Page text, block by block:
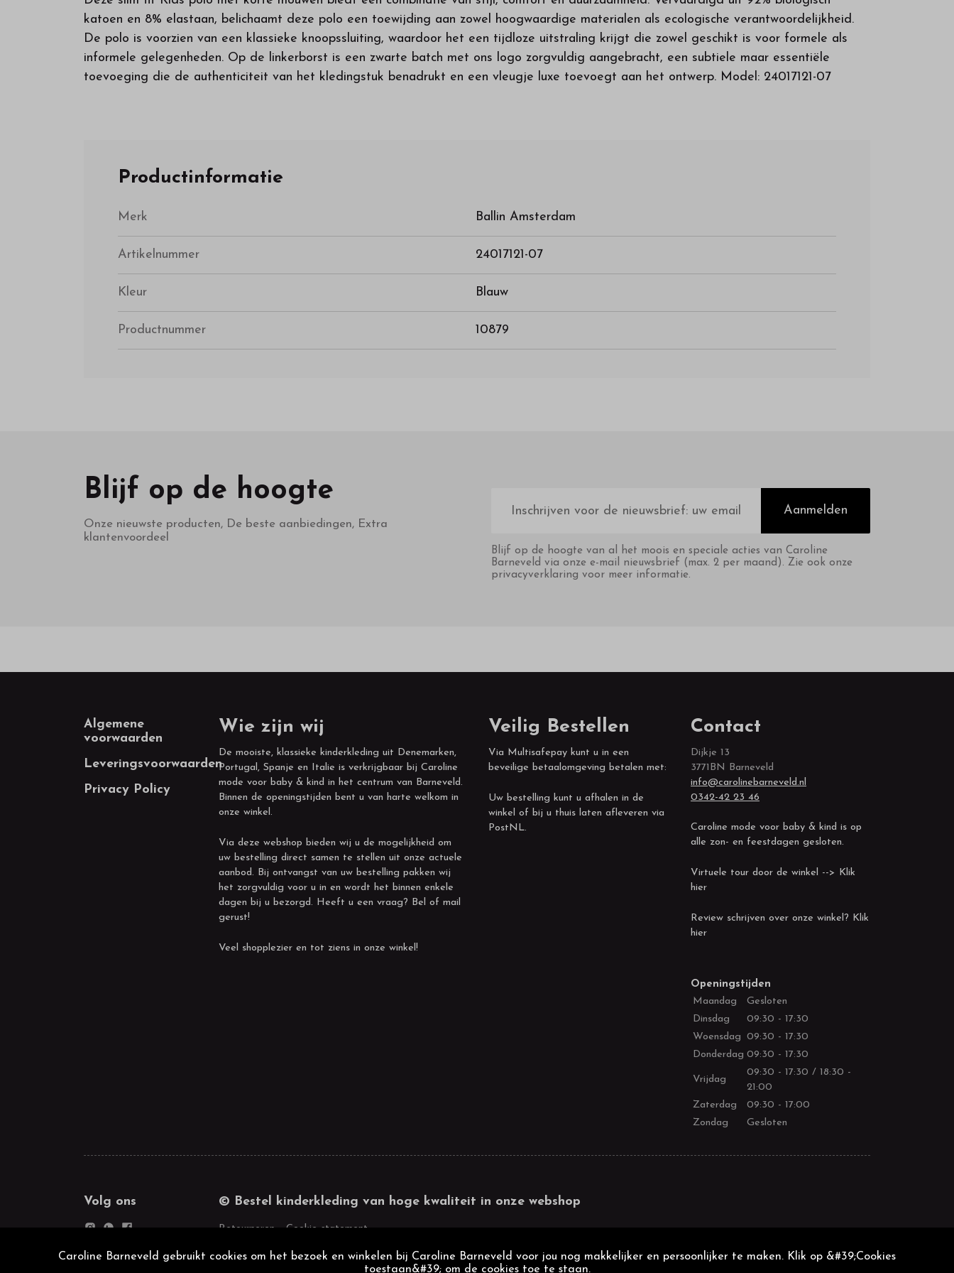
katoen en 8% elastaan, belichaamt deze polo een toewijding aan zowel hoogwaardige materialen als ecologische verantwoordelijkheid.
De polo is voorzien van een klassieke knoopssluiting, waardoor het een tijdloze uitstraling krijgt die zowel geschikt is voor formele als
informele gelegenheden. Op de linkerborst is een zwarte batch met ons logo zorgvuldig aangebracht, een subtiele maar essentiële
toevoeging die de authenticiteit van het kledingstuk benadrukt en een vleugje luxe toevoegt aan het ontwerp. Model: 24017121-07
Productinformatie
Merk Ballin Amsterdam
Artikelnummer 24017121-07
Kleur Blauw
Productnummer 10879
Blijf op de hoogte
Onze nieuwste producten, De beste aanbiedingen, Extra
klantenvoordeel
mailadres
Aanmelden
Blijf op de hoogte van al het moois en speciale acties van Caroline
Barneveld via onze e-mail nieuwsbrief (max. 2 per maand). Zie ook onze
privacyverklaring voor meer informatie.
Footer
Algemene
voorwaarden
Leveringsvoorwaarden
Privacy Policy
Wie zijn wij
De mooiste, klassieke kinderkleding uit Denemarken,
Portugal, Spanje en Italie is verkrijgbaar bij Caroline
mode voor baby & kind in het centrum van Barneveld.
Binnen de openingstijden bent u van harte welkom in
onze winkel.
Via deze webshop bieden wij u de mogelijkheid om
uw bestelling direct samen te stellen uit onze actuele
aanbod. Bij ontvangst van uw bestelling pakken wij
het zorgvuldig voor u in en wordt het binnen enkele
dagen bij u bezorgd. Heeft u een vraag? Bel of mail
gerust!
Veel shopplezier en tot ziens in onze winkel!
Veilig Bestellen
Via Multisafepay kunt u in een
beveilige betaalomgeving betalen met:
Uw bestelling kunt u afhalen in de
winkel of bij u thuis laten afleveren via
PostNL.
Contact
Dijkje 13
3771BN Barneveld
info@carolinebarneveld.nl
0342-42 23 46
Caroline mode voor baby & kind is op
alle zon- en feestdagen gesloten.
Virtuele tour door de winkel --> Klik
hier
Review schrijven over onze winkel? Klik
hier
Openingstijden
Maandag
Gesloten
Dinsdag
09:30 - 17:30
Woensdag 09:30 - 17:30
Donderdag 09:30 - 17:30
Vrijdag
09:30 - 17:30 / 18:30 -
21:00
Zaterdag
09:30 - 17:00
Zondag
Gesloten
Volg ons © Bestel kinderkleding van hoge kwaliteit in onze webshop
Retourneren Cookie statement
Caroline Barneveld gebruikt cookies om het bezoek en winkelen bij Caroline Barneveld voor jou nog makkelijker en persoonlijker te maken. Klik op &#39;Cookies
toestaan&#39; om de cookies toe te staan.